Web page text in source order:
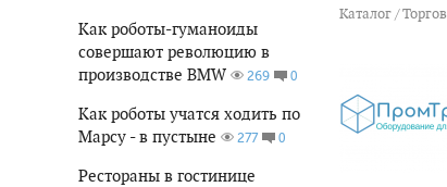
Как роботы-гуманоиды
совершают революцию в
производстве BMW
269 0
Как роботы учатся ходить по
Марсу - в пустыне
277 0
Рестораны в гостинице
Каталог/